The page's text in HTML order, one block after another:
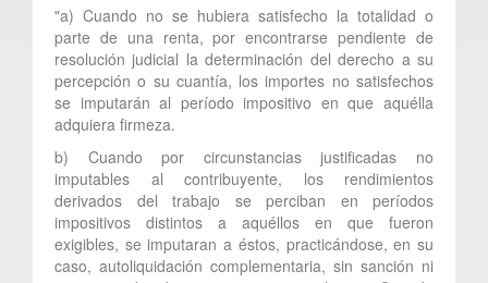
"a) Cuando no se hubiera satisfecho la totalidad o
parte de una renta, por encontrarse pendiente de
resolución judicial la determinación del derecho a su
percepción o su cuantía, los importes no satisfechos
se imputarán al período impositivo en que aquélla
adquiera firmeza.
b) Cuando por circunstancias justificadas no
imputables al contribuyente, los rendimientos
derivados del trabajo se perciban en períodos
impositivos distintos a aquéllos en que fueron
exigibles, se imputaran a éstos, practicándose, en su
caso, autoliquidación complementaria, sin sanción ni